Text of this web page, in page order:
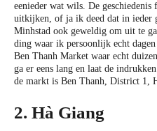
eenieder wat wils. De
uitkijken, of ja ik deed dat in ieder
Minhstad ook geweldig om uit te
ding waar ik persoonlijk echt
Ben Thanh Market waar echt
ga er eens lang en laat de
de markt is Ben Thanh, District 1,
2. Hà Giang